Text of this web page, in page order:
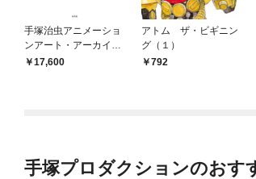
手塚治虫アニメーショ
ンアート・アーカイブ
ス17,600
アトム ザ・ビギニン
グ（１）
792
手塚プロダクションのおす